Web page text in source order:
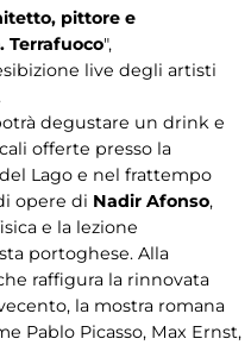
pittore e
Terrafuoco",
live degli artisti
degustare un drink e
offerte presso la
Lago e nel frattempo
opere di Nadir Afonso,
e la lezione
portoghese. Alla
raffigura la rinnovata
la mostra romana
Pablo Picasso, Max Ernst,